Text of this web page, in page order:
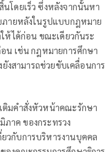
โดยเร็ว ซึ่งหลังจากนั้นหา
ภายหลังในรูปแบบกฎหมาย
ห้ได้ก่อน ขณะเดียวกันระ
น เช่น กฎหมายการศึกษา
งสามารถช่วยขับเคลื่อนการ
ติมคําสั่งหัวหน้าคณะรักษา
ภาค ของกระทรวง
วกับการบริหารงานบุคคล